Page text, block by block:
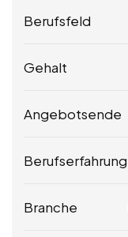
Berufsfeld
Gehalt
Angebotsende
Berufserfahrung
Branche